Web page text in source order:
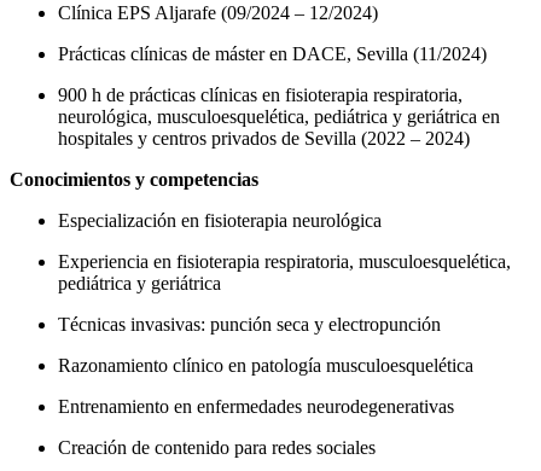
Clínica EPS Aljarafe (09/2024 – 12/2024)
Prácticas clínicas de máster en DACE, Sevilla (11/2024)
900 h de prácticas clínicas en fisioterapia respiratoria,
neurológica, musculoesquelética, pediátrica y geriátrica en
hospitales y centros privados de Sevilla (2022 – 2024)
Conocimientos y competencias
Especialización en fisioterapia neurológica
Experiencia en fisioterapia respiratoria, musculoesquelética,
pediátrica y geriátrica
Técnicas invasivas: punción seca y electropunción
Razonamiento clínico en patología musculoesquelética
Entrenamiento en enfermedades neurodegenerativas
Creación de contenido para redes sociales